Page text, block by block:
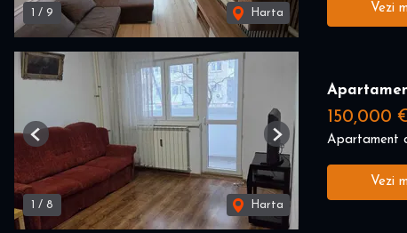
/ 9 Harta Vezi
/ 8 Harta
Previous Next
150,000
Apartament
Vezi